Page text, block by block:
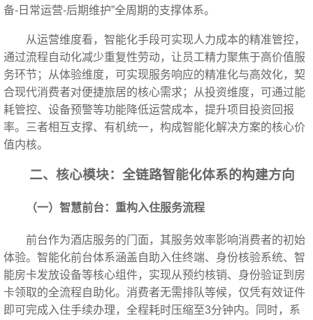
备-日常运营-后期维护”全周期的支撑体系。
从运营维度看，智能化手段可实现人力成本的精准管控，
通过流程自动化减少重复性劳动，让员工精力聚焦于高价值服
务环节；从体验维度，可实现服务响应的精准化与高效化，契
合现代消费者对便捷旅居的核心需求；从投资维度，可通过能
耗管控、设备预警等功能降低运营成本，提升项目投资回报
率。三者相互支撑、有机统一，构成智能化解决方案的核心价
值内核。
二、核心模块：全链路智能化体系的构建方向
（一）智慧前台：重构入住服务流程
前台作为酒店服务的门面，其服务效率影响消费者的初始
体验。智能化前台体系涵盖自助入住终端、身份核验系统、智
能房卡发放设备等核心组件，实现从预约核销、身份验证到房
卡领取的全流程自助化。消费者无需排队等候，仅凭有效证件
即可完成入住手续办理，全程耗时压缩至3分钟内。同时，系